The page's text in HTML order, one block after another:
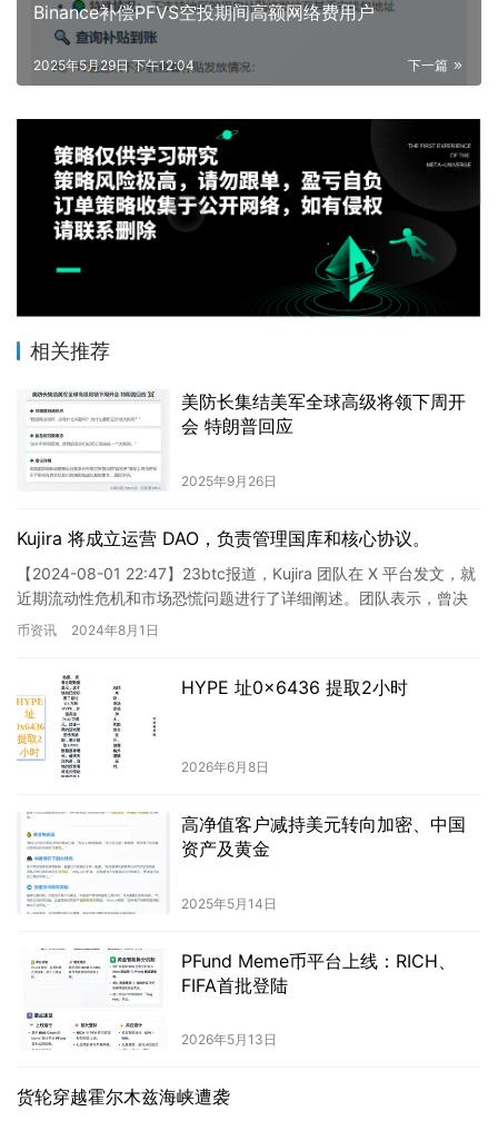
Binance补偿PFVS空投期间高额网络费用户
下一篇
2025年5月29日 下午12:04
相关推荐
美防长集结美军全球高级将领下周开
会 特朗普回应
2025年9月26日
Kujira 将成立运营 DAO，负责管理国库和核心协议。
【2024-08-01 22:47】23btc报道，Kujira 团队在 X 平台发文，就
近期流动性危机和市场恐慌问题进行了详细阐述。团队表示，曾决
定将部分运营资金用于生态系统的流…
币资讯 2024年8月1日
HYPE 址0x6436 提取2小时
2026年6月8日
高净值客户减持美元转向加密、中国
资产及黄金
2025年5月14日
PFund Meme币平台上线：RICH、
FIFA首批登陆
2026年5月13日
货轮穿越霍尔木兹海峡遭袭